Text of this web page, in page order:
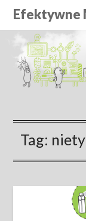
Efektywne
Tag: